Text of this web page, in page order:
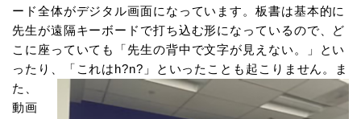
ード全体がデジタル画面になっています。板書は基本的に
先生が遠隔キーボードで打ち込む形になっているので、ど
こに座っていても「先生の背中で文字が見えない。」とい
ったり、「これはh?n?」といったことも起こりません。
ま
た、
動画